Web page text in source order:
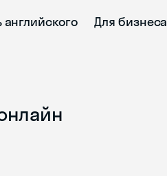
английского Для бизнеса